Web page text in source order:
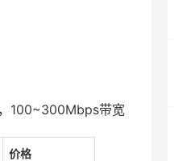
100~300Mbps带宽
价格